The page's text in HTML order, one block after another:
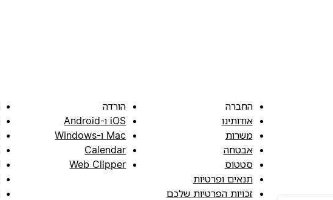
החברה
אודותינו
משרות
אבטחה
סטטוס
תנאים ופרטיות
זכויות הפרטיות שלכם
הורדה
iOS ו-Android
Mac ו-Windows
Calendar
Web Clipper